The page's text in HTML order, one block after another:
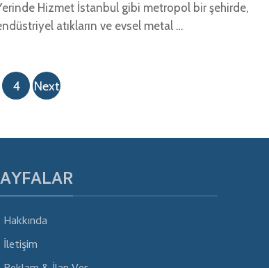
Hizmet İstanbul gibi metropol bir şehirde,
atıkların ve evsel metal …
4 Next
Hakkında
İletişim